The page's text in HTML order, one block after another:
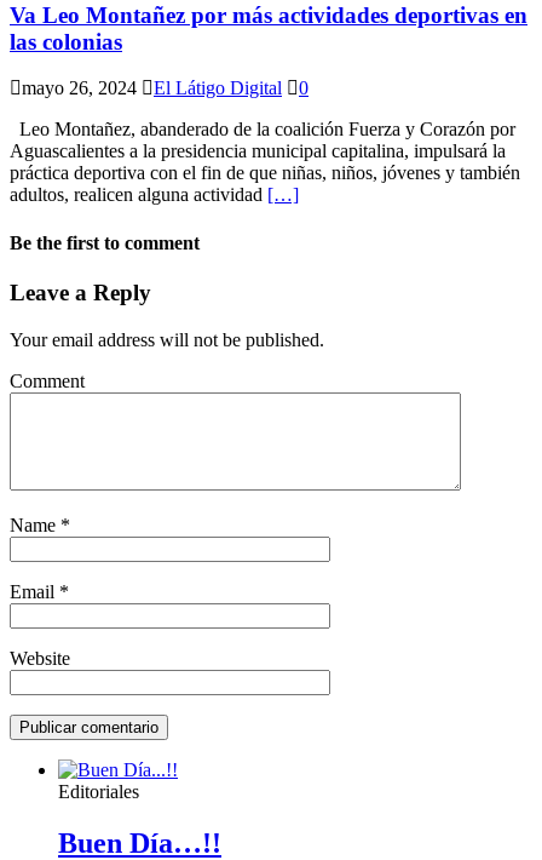
Va Leo Montañez por más actividades deportivas en
las colonias
mayo 26, 2024 El Látigo Digital
0
Leo Montañez, abanderado de la coalición Fuerza y Corazón por
Aguascalientes a la presidencia municipal capitalina, impulsará la
práctica deportiva con el fin de que niñas, niños, jóvenes y también
adultos, realicen alguna actividad […]
Be the first to comment
Leave a Reply
Your email address will not be published.
Comment
Name *
Email *
Website
Editoriales
Buen Día…!!